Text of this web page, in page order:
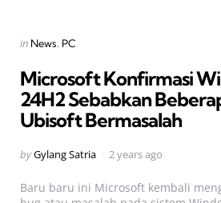
Categories
Posted
in News PC
Microsoft Konfirmasi
24H2 Sebabkan
Ubisoft Bermasalah
Posted
byGylang Satria 2 years ago
Baru baru ini Microsoft kembali